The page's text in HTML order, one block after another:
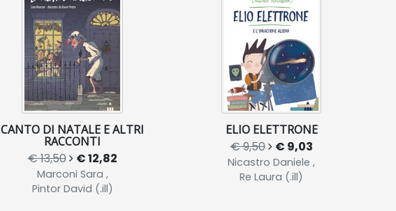
CANTO DI NATALE E ALTRI
RACCONTI
€ 13,50 € 12,82
Marconi Sara ,
Pintor David (.ill)
ELIO ELETTRONE
€ 9,50 € 9,03
Nicastro Daniele ,
Re Laura (.ill)